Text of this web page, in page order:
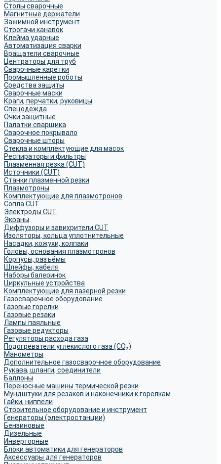
Столы сварочные
Магнитные держатели
Зажимной инструмент
Строгачи канавок
Клейма ударные
Автоматизация сварки
Вращатели сварочные
Центраторы для труб
Сварочные каретки
Промышленные роботы
Средства защиты
Сварочные маски
Краги, перчатки, руковицы
Спецодежда
Очки защитные
Палатки сварщика
Сварочное покрывало
Сварочные шторы
Стекла и комплектующие для масок
Респираторы и фильтры
Плазменная резка (CUT)
Источники (CUT)
Станки плазменной резки
Плазмотроны
Комплектующие для плазмотронов
Сопла CUT
Электроды CUT
Экраны
Диффузоры и завихрители CUT
Изоляторы, кольца уплотнительные
Насадки, кожухи, колпаки
Головы, основания плазмотронов
Корпусы, разъёмы
Шлейфы, кабеля
Наборы балеринок
Циркульные устройства
Комплектующие для лазерной резки
Газосварочное оборудование
Газовые горелки
Газовые резаки
Лампы паяльные
Газовые редукторы
Регуляторы расхода газа
Подогреватели углекислого газа (CO₂)
Манометры
Дополнительное газосварочное оборудование
Рукава, шланги, соединители
Баллоны
Переносные машины термической резки
Мундштуки для резаков и наконечники к горелкам
Гайки, ниппели
Строительное оборудование и инструмент
Генераторы (электростанции)
Бензиновые
Дизельные
Инверторные
Блоки автоматики для генераторов
Аксессуары для генераторов